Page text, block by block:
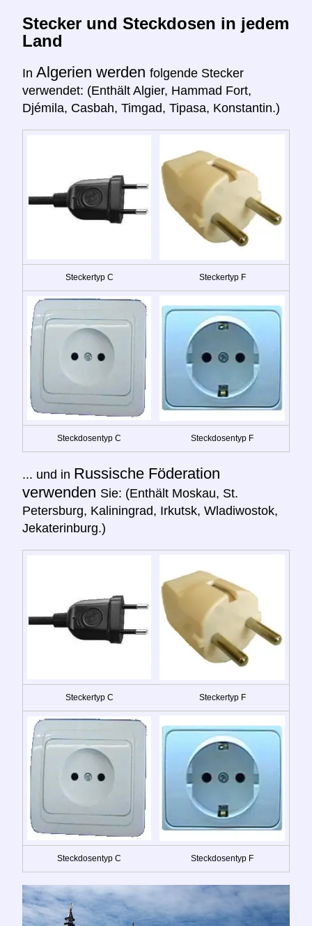
Stecker und Steckdosen in jedem
Land
In Algerien werden folgende Stecker
verwendet: (Enthält Algier, Hammad Fort,
Djémila, Casbah, Timgad, Tipasa, Konstantin.)
Steckertyp C Steckertyp F
Steckdosentyp C Steckdosentyp F
... und in Russische Föderation
verwenden Sie: (Enthält Moskau, St.
Petersburg, Kaliningrad, Irkutsk, Wladiwostok,
Jekaterinburg.)
Steckertyp C Steckertyp F
Steckdosentyp C Steckdosentyp F